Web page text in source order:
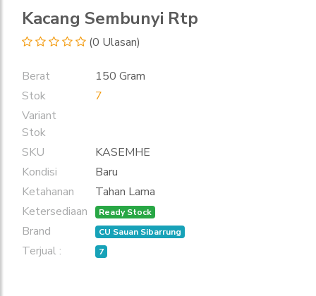
Kacang Sembunyi Rtp
(0 Ulasan)
Berat
150 Gram
Stok
7
Variant
Stok
SKU
KASEMHE
Kondisi
Baru
Ketahanan
Tahan Lama
Ketersediaan
Ready Stock
Brand CU Sauan Sibarrung
Terjual : 7